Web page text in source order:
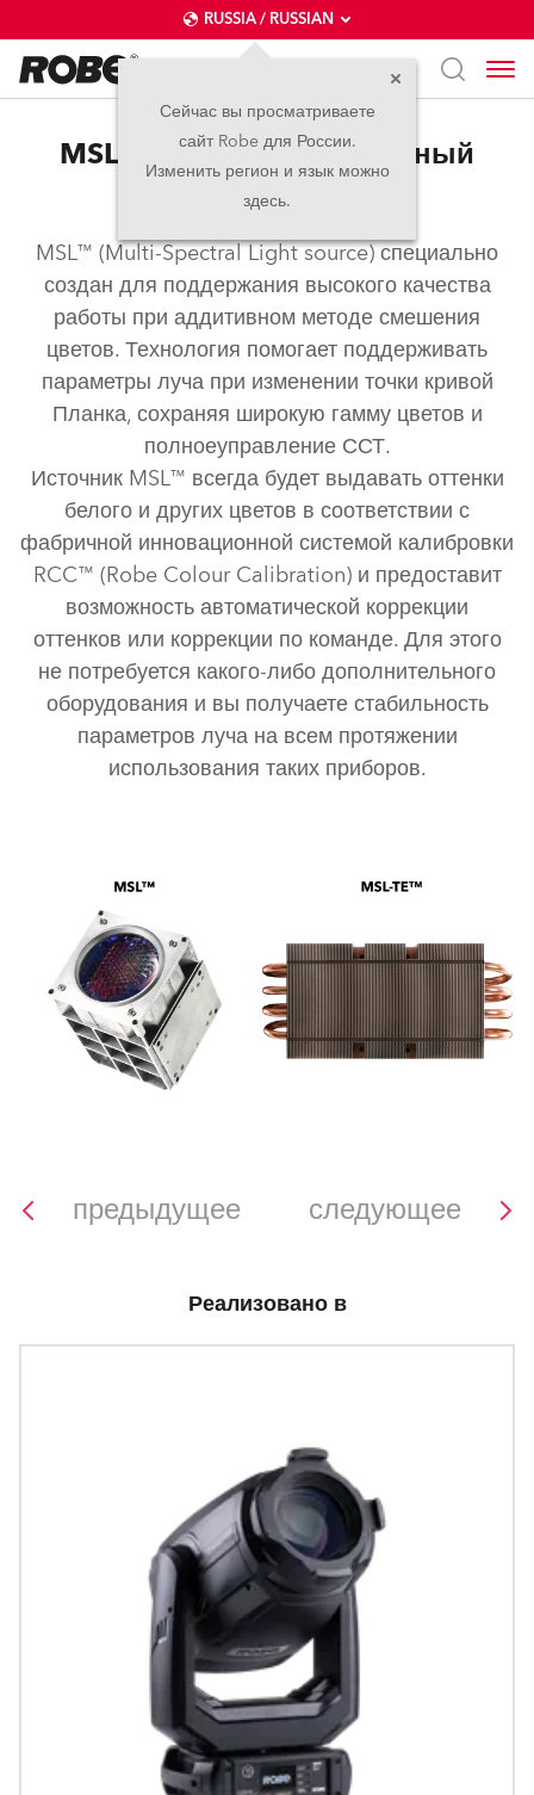
RUSSIA / RUSSIAN
Сейчас вы просматриваете
сайт Robe для России.
Изменить регион и язык можно
здесь.
MSL™ – Мультиспектральный
Источник Света
MSL™ (Multi-Spectral Light source) специально
создан для поддержания высокого качества
работы при аддитивном методе смешения
цветов. Технология помогает поддерживать
параметры луча при изменении точки кривой
Планка, сохраняя широкую гамму цветов и
полноеуправление ССТ.
Источник MSL™ всегда будет выдавать оттенки
белого и других цветов в соответствии с
фабричной инновационной системой калибровки
RCC™ (Robe Colour Calibration) и предоставит
возможность автоматической коррекции
оттенков или коррекции по команде. Для этого
не потребуется какого-либо дополнительного
оборудования и вы получаете стабильность
параметров луча на всем протяжении
использования таких приборов.
предыдущее следующее
Реализовано в